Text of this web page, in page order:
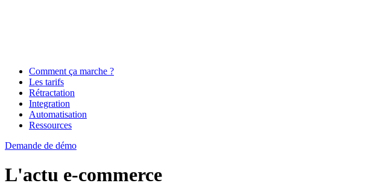
Comment ça marche ?
Les tarifs
Rétractation
Integration
Automatisation
Ressources
Demande de démo
L'actu e-commerce